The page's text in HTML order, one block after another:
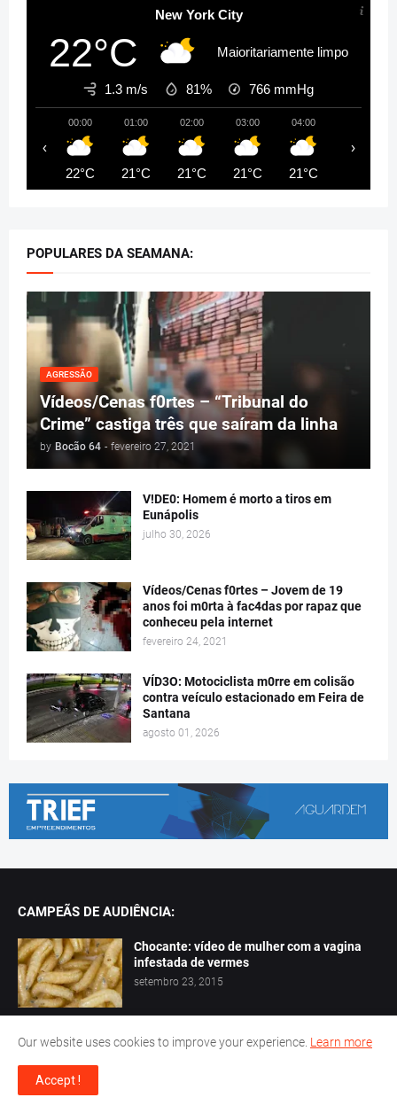
New York City
22°C Maioritariamente limpo
1.3 m/s 81% 766 mmHg
00:00
22°C
01:00
21°C
02:00
21°C
03:00
21°C
04:00
21°C
‹ ›
POPULARES DA SEAMANA:
AGRESSÃO
Vídeos/Cenas f0rtes – “Tribunal do
Crime” castiga três que saíram da linha
by Bocão 64 - fevereiro 27, 2021
V!DE0: Homem é morto a tiros em
Eunápolis
julho 30, 2026
Vídeos/Cenas f0rtes – Jovem de 19
anos foi m0rta à fac4das por rapaz que
conheceu pela internet
fevereiro 24, 2021
VÍD3O: Motociclista m0rre em colisão
contra veículo estacionado em Feira de
Santana
agosto 01, 2026
CAMPEÃS DE AUDIÊNCIA:
Chocante: vídeo de mulher com a vagina
infestada de vermes
setembro 23, 2015
Vídeo mostra enorme cobra atacando uma
mulher que dormia tranquilamente
Our website uses cookies to improve your experience. Learn more
Accept !